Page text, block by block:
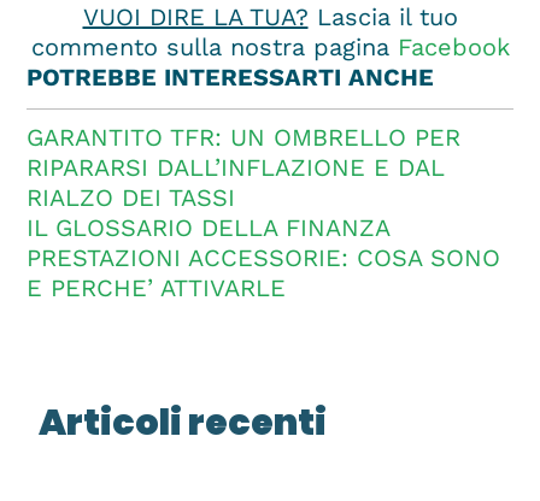
VUOI DIRE LA TUA? Lascia il tuo
commento sulla nostra pagina Facebook
POTREBBE INTERESSARTI ANCHE
GARANTITO TFR: UN OMBRELLO PER
RIPARARSI DALL’INFLAZIONE E DAL
RIALZO DEI TASSI
IL GLOSSARIO DELLA FINANZA
PRESTAZIONI ACCESSORIE: COSA SONO
E PERCHE’ ATTIVARLE
Articoli recenti